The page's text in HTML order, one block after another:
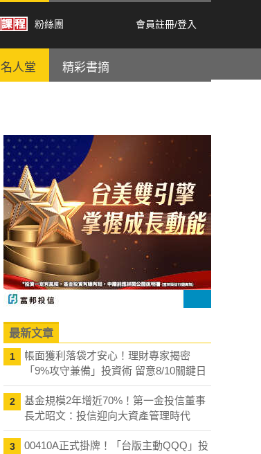
粉絲團 會員註冊/登入
名人堂 精彩書摘
最新文章
1
帳面獲利落袋才安心！理財專家揭密
「9%攻守兼備」投資術 留意8/10關鍵日
2
基金規模2年增近70%！第一金投信董事
長尤昭文：投信迎向大資產管理時代
3
00410A正式掛牌！「台版主動QQQ」投